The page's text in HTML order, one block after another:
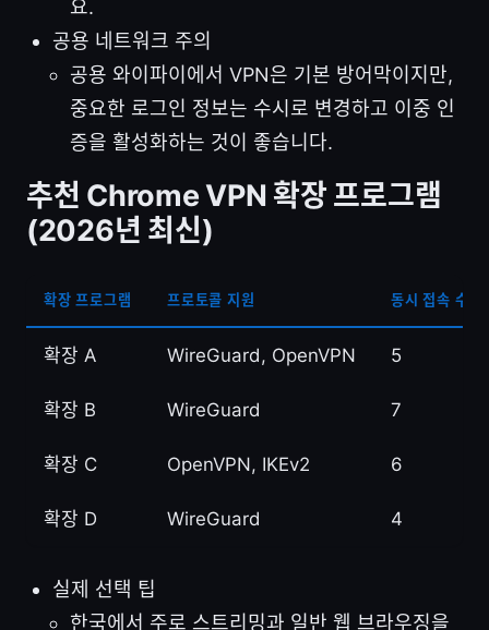
요.
공용 네트워크 주의
공용 와이파이에서 VPN은 기본 방어막이지만,
중요한 로그인 정보는 수시로 변경하고 이중 인
증을 활성화하는 것이 좋습니다.
추천 Chrome VPN 확장 프로그램
(2026년 최신)
확장 프로그램 프로토콜 지원 동시 접속 수
확장 A WireGuard, OpenVPN 5
확장 B WireGuard 7
확장 C OpenVPN, IKEv2 6
확장 D WireGuard 4
실제 선택 팁
한국에서 주로 스트리밍과 일반 웹 브라우징을